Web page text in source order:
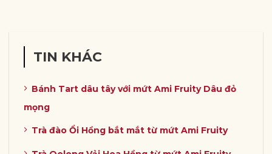
TIN KHÁC
Bánh Tart dâu tây với mứt Ami Fruity Dâu đỏ
mọng
Trà đào Ổi Hồng bắt mắt từ mứt Ami Fruity